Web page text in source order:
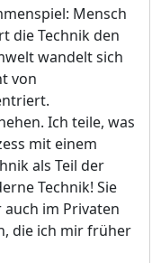
Mensch
die Technik den
wandelt sich
von
Ich teile, was
mit einem
als Teil der
Technik! Sie
im Privaten
die ich mir früher